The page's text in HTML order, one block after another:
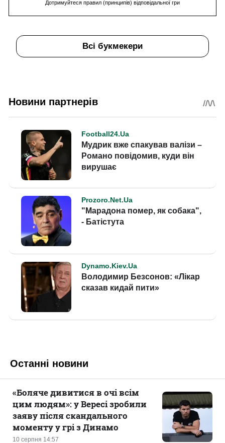
Дотримуйтеся правил (принципів) відповідальної гри
Всі букмекери
Останні новини
10 серпня 14:57
«Боляче дивитися в очі всім
цим людям»: у Вересі зробили
заяву після скандального
моменту у грі з Динамо